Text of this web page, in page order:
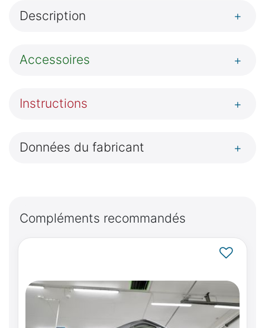
Description +
Accessoires +
Instructions +
Données du fabricant +
Compléments recommandés